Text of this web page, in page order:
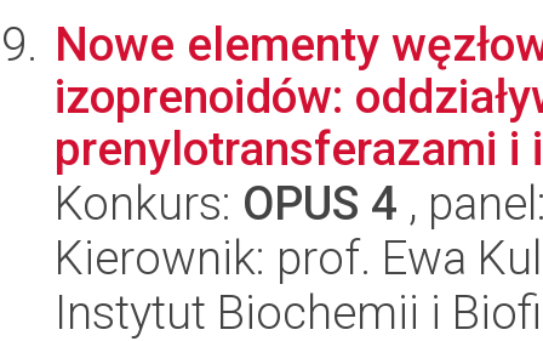
Nowe elementy
izoprenoidów:
prenylotransferazami i
Konkurs: OPUS 4 ,
Kierownik: prof. Ewa
Instytut Biochemii i